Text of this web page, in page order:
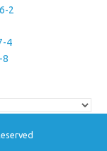
2
4
8